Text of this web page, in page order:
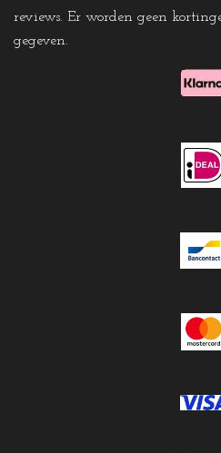
reviews. Er worden geen
gegeven.